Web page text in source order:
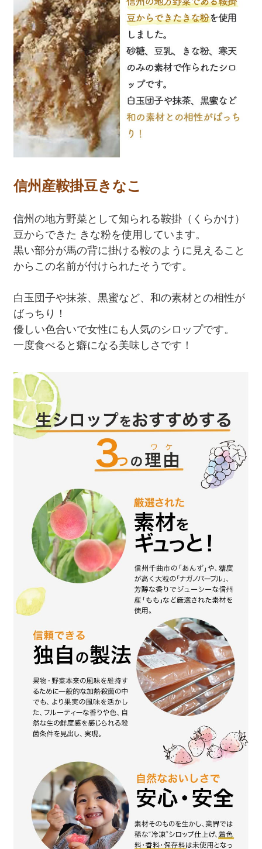
信州産鞍掛豆きなこ
信州の地方野菜として知られる鞍掛（くらかけ）
豆からできた きな粉を使用しています。
黒い部分が馬の背に掛ける鞍のように見えること
からこの名前が付けられたそうです。
白玉団子や抹茶、黒蜜など、和の素材との相性が
ばっちり！
優しい色合いで女性にも人気のシロップです。
一度食べると癖になる美味しさです！